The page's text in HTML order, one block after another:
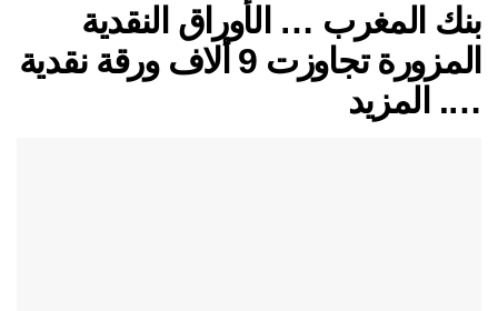
بنك المغرب … الأوراق النقدية
المزورة تجاوزت 9 ألاف ورقة نقدية
…. المزيد